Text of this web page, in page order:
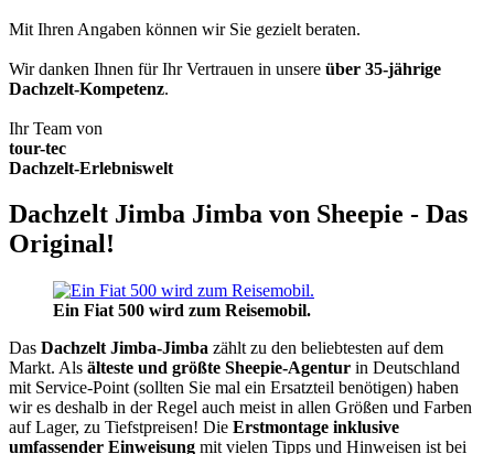
Mit Ihren Angaben können wir Sie gezielt beraten.
Wir danken Ihnen für Ihr Vertrauen in unsere über 35-jährige
Dachzelt-Kompetenz.
Ihr Team von
tour-tec
Dachzelt-Erlebniswelt
Dachzelt Jimba Jimba von Sheepie - Das
Original!
Ein Fiat 500 wird zum Reisemobil.
Das Dachzelt Jimba-Jimba zählt zu den beliebtesten auf dem
Markt. Als älteste und größte Sheepie-Agentur in Deutschland
mit Service-Point (sollten Sie mal ein Ersatzteil benötigen) haben
wir es deshalb in der Regel auch meist in allen Größen und Farben
auf Lager, zu Tiefstpreisen! Die Erstmontage inklusive
umfassender Einweisung mit vielen Tipps und Hinweisen ist bei